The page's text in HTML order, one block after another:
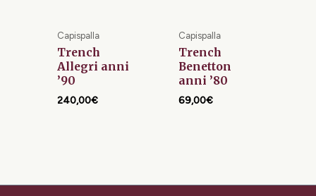
Capispalla
Trench
Allegri anni
’90
240,00€
Capispalla
Trench
Benetton
anni ’80
69,00€